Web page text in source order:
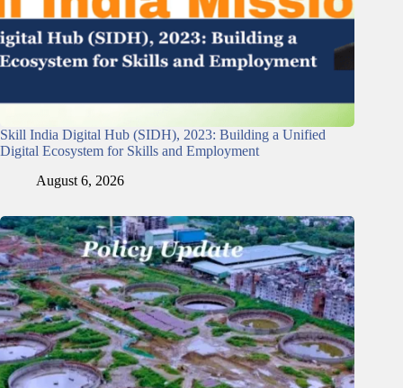
Skill India Digital Hub (SIDH), 2023: Building a Unified
Digital Ecosystem for Skills and Employment
August 6, 2026